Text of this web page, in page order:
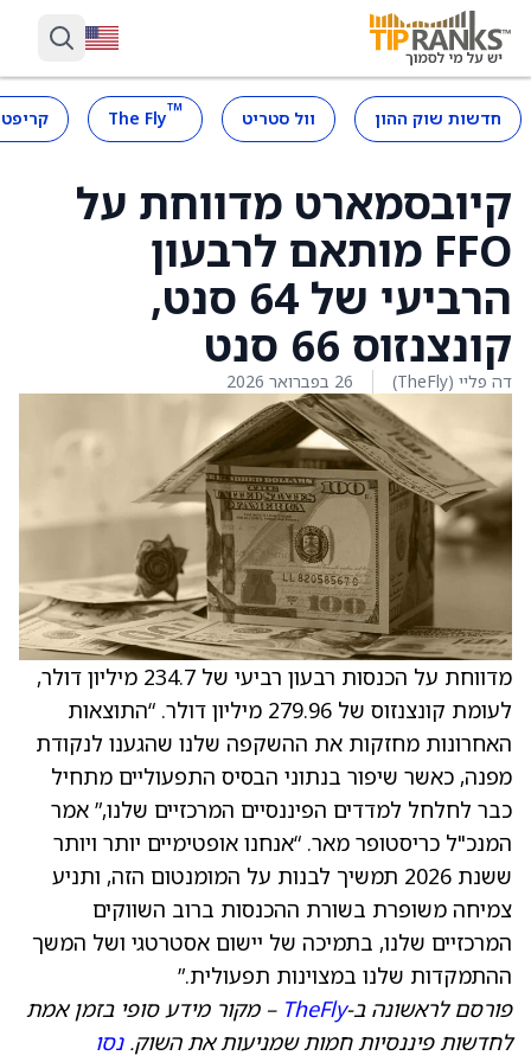
חדשות שוק ההון וול סטריט ™
The Fly
קיובסמארט מדווחת על
FFO מותאם לרבעון
הרביעי של 64 סנט,
קונצנזוס 66 סנט
דה פליי (TheFly) 26 בפברואר 2026
מדווחת על הכנסות רבעון רביעי של 234.7 מיליון דולר,
לעומת קונצנזוס של 279.96 מיליון דולר. “התוצאות
האחרונות מחזקות את ההשקפה שלנו שהגענו לנקודת
מפנה, כאשר שיפור בנתוני הבסיס התפעוליים מתחיל
כבר לחלחל למדדים הפיננסיים המרכזיים שלנו,” אמר
המנכ"ל כריסטופר מאר. “אנחנו אופטימיים יותר ויותר
ששנת 2026 תמשיך לבנות על המומנטום הזה, ותניע
צמיחה משופרת בשורת ההכנסות ברוב השווקים
המרכזיים שלנו, בתמיכה של יישום אסטרטגי ושל המשך
ההתמקדות שלנו במצוינות תפעולית.”
פורסם לראשונה ב-TheFly – מקור מידע סופי בזמן אמת
לחדשות פיננסיות חמות שמניעות את השוק.נסו